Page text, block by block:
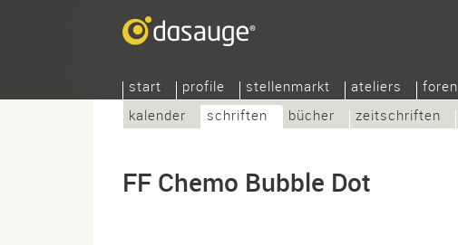
start profile stellenmarkt ateliers foren
kalender
schriften bücher zeitschriften
FF Chemo Bubble Dot